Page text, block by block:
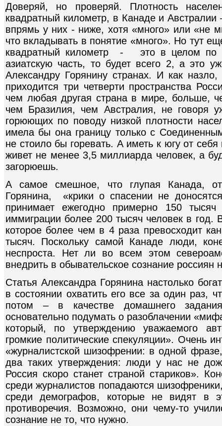
Доверяй, но проверяй. Плотность
квадратный километр, в Канаде и
впрямь у них - ниже, хотя «много» или «не
что вкладывать в понятие «много». Но тут
квадратный километр - это в целом по
азиатскую часть, то будет всего 2, а это
Александру Горянину странах. И как назло,
приходится три четверти пространства
чем любая другая страна в мире, больше,
чем Бразилия, чем Австралия, не говоря
горюющих по поводу низкой плотности
имела бы она границу только с
не стоило бы горевать. А иметь к югу от
живет не менее 3,5 миллиарда человек, а
загорюешь.
А самое смешное, что глупая Канада,
Горянина, «крики о спасении не
принимает ежегодно примерно 150
иммиграции более 200 тысяч человек в год.
которое более чем в 4 раза превосходит
тысяч. Поскольку самой Канаде люди,
неспроста. Нет ли во всем этом
внедрить в обывательское сознание
Статья Александра Горянина настолько
в состоянии охватить его все за один раз,
потом – в качестве домашнего
основательно подумать о разоблачении
который, по утверждению уважаемого
громкие политические спекуляции». Очень
«журналистской шизофрении: в одной
два таких утверждения: люди у нас не
Россия скоро станет страной стариков».
среди журналистов попадаются
среди демографов, которые не видят в
противоречия. Возможно, они чему-то
сознание не то, что нужно.